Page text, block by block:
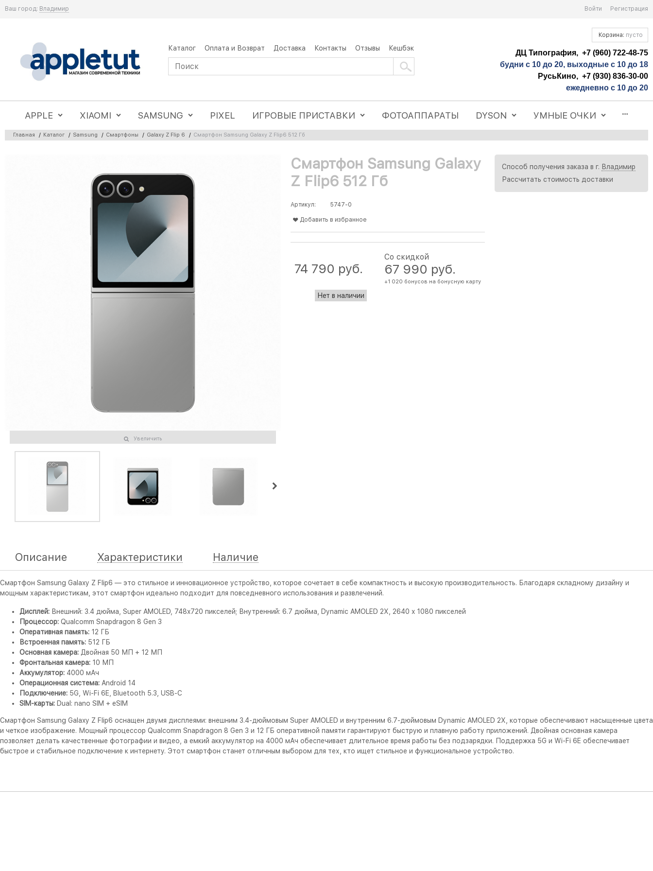
Ваш город: Владимир Войти Регистрация
Каталог Оплата и Возврат Доставка Контакты Отзывы Кешбэк
Корзина: пусто
ДЦ Типография, +7 (960) 722-48-75
будни с 10 до 20, выходные с 10 до 18
РусьКино, +7 (930) 836-30-00
ежедневно с 10 до 20
APPLE XIAOMI SAMSUNG PIXEL ИГРОВЫЕ ПРИСТАВКИ ФОТОАППАРАТЫ DYSON УМНЫЕ ОЧКИ
Главная / Каталог / Samsung / Смартфоны / Galaxy Z Flip 6 / Смартфон Samsung Galaxy Z Flip6 512 Гб
Увеличить
Смартфон Samsung Galaxy
Z Flip6 512 Гб
Артикул: 5747-0
Добавить в избранное
67 990 руб.
+1 020 бонусов на бонусную карту
Со скидкой
74 790 руб.
Нет в наличии
Способ получения заказа в г. Владимир
Рассчитать стоимость доставки
Описание Характеристики Наличие
Смартфон Samsung Galaxy Z Flip6 — это стильное и инновационное устройство, которое сочетает в себе компактность и высокую производительность. Благодаря складному дизайну и
мощным характеристикам, этот смартфон идеально подходит для повседневного использования и развлечений.
Дисплей: Внешний: 3.4 дюйма, Super AMOLED, 748x720 пикселей; Внутренний: 6.7 дюйма, Dynamic AMOLED 2X, 2640 x 1080 пикселей
Процессор: Qualcomm Snapdragon 8 Gen 3
Оперативная память: 12 ГБ
Встроенная память: 512 ГБ
Основная камера: Двойная 50 МП + 12 МП
Фронтальная камера: 10 МП
Аккумулятор: 4000 мАч
Операционная система: Android 14
Подключение: 5G, Wi-Fi 6E, Bluetooth 5.3, USB-C
SIM-карты: Dual: nano SIM + eSIM
Смартфон Samsung Galaxy Z Flip6 оснащен двумя дисплеями: внешним 3.4-дюймовым Super AMOLED и внутренним 6.7-дюймовым Dynamic AMOLED 2X, которые обеспечивают насыщенные цвета
и четкое изображение. Мощный процессор Qualcomm Snapdragon 8 Gen 3 и 12 ГБ оперативной памяти гарантируют быструю и плавную работу приложений. Двойная основная камера
позволяет делать качественные фотографии и видео, а емкий аккумулятор на 4000 мАч обеспечивает длительное время работы без подзарядки. Поддержка 5G и Wi-Fi 6E обеспечивает
быстрое и стабильное подключение к интернету. Этот смартфон станет отличным выбором для тех, кто ищет стильное и функциональное устройство.